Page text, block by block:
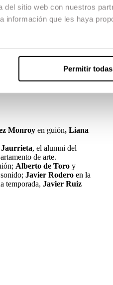
del sitio web con nuestros
información que les haya
Permitir todas
Monroy en guión, Liana
, el alumni del
de arte.
Alberto de Toro y
Javier Rodero en la
temporada, Javier Ruiz